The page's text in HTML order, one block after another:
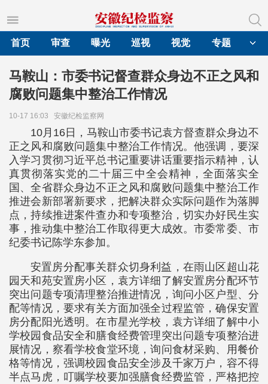
首页
审查 曝光 巡视 视觉 专题
​马鞍山：市委书记督查群众身边不正之风和
腐败问题集中整治工作情况
10-17 16:03 安徽纪检监察网
10月16日，马鞍山市委书记袁方督查群众身边不
正之风和腐败问题集中整治工作情况。他强调，要深
入学习贯彻习近平总书记重要讲话重要指示精神，认
真贯彻落实党的二十届三中全会精神，全面落实全
国、全省群众身边不正之风和腐败问题集中整治工作
推进会新部署新要求，把解决群众实际问题作为落脚
点，持续推进案件查办和专项整治，切实办好民生实
事，推动集中整治工作取得更大成效。市委常委、市
纪委书记陈学东参加。
安置房分配事关群众切身利益，在雨山区超山花
园天和苑安置房小区，袁方详细了解安置房分配环节
突出问题专项清理整治推进情况，询问小区户型、分
配等情况，要求有关方面加强全过程监管，确保安置
房分配阳光透明。在市星光学校，袁方详细了解中小
学校园食品安全和膳食经费管理突出问题专项整治进
展情况，察看学校食堂环境，询问食材采购、用餐价
格等情况，强调校园食品安全涉及千家万户，容不得
半点马虎，叮嘱学校要加强膳食经费监管，严格把控